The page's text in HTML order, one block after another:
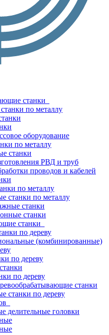
станки
по металлу
оборудование
по металлу
станки
РВД и труб
проводов и кабелей
по металлу
станки по металлу
станки
станки
станки
по дереву
(комбинированные)
по дереву
по дереву
станки
станки по дереву
делительные головки